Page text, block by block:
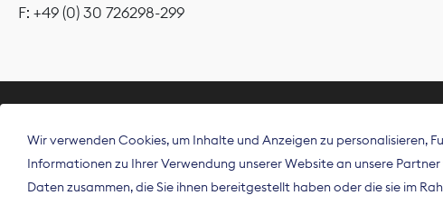
F: +49 (0) 30 726298-299
Der
Deutschland und
Wir verwenden Cookies, um Inhalte und Anzeigen zu personalisieren,
Informationen zu Ihrer Verwendung unserer Website an unsere
Daten zusammen, die Sie ihnen bereitgestellt haben oder die sie im